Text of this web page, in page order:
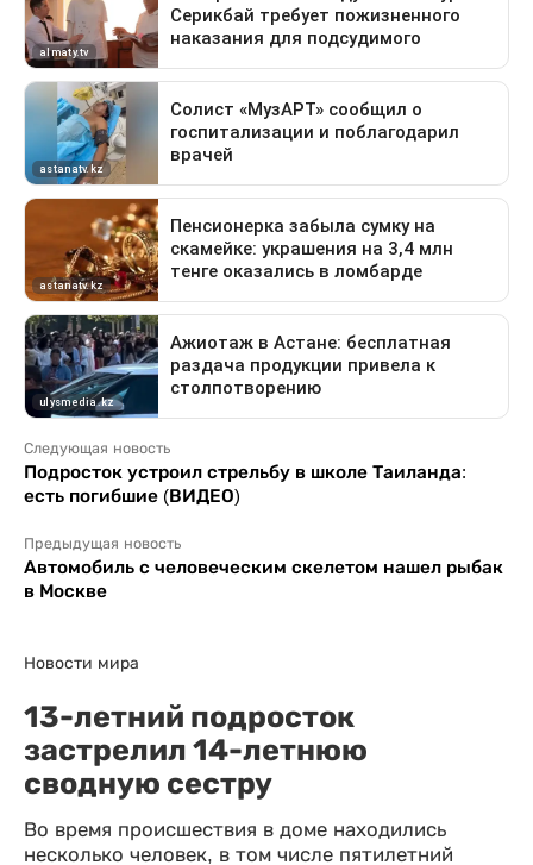
Следующая новость
Подросток устроил стрельбу в школе Таиланда:
есть погибшие (ВИДЕО)
Предыдущая новость
Автомобиль с человеческим скелетом нашел рыбак
в Москве
Новости мира
13-летний подросток
застрелил 14-летнюю
сводную сестру
Во время происшествия в доме находились
несколько человек, в том числе пятилетний